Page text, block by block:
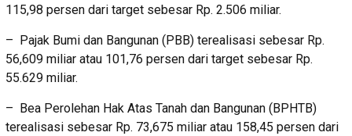
115,98 persen dari target sebesar Rp. 2.506 miliar.
– Pajak Bumi dan Bangunan (PBB) terealisasi sebesar Rp.
56,609 miliar atau 101,76 persen dari target sebesar Rp.
55.629 miliar.
– Bea Perolehan Hak Atas Tanah dan Bangunan (BPHTB)
terealisasi sebesar Rp. 73,675 miliar atau 158,45 persen dari